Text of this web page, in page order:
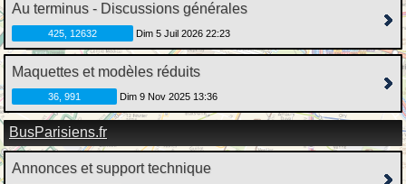
Au terminus - Discussions générales
425, 12632 Dim 5 Juil 2026 22:23
Maquettes et modèles réduits
36, 991 Dim 9 Nov 2025 13:36
BusParisiens.fr
Annonces et support technique